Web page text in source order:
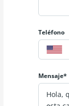
Aire
Placas solares.
Espacios
Sin duda, una
No deje pasar
Teléfono
Mensaje*